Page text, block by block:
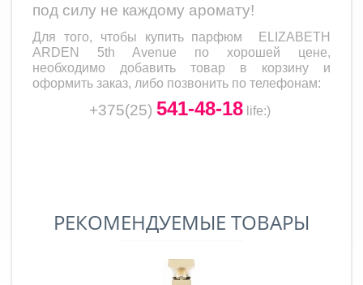
под силу не каждому аромату!
Для того, чтобы купить парфюм
ELIZABETH
ARDEN 5th Avenue по хорошей цене,
необходимо добавить товар в корзину и
оформить заказ, либо позвонить по телефонам:
+375(25) 541-48-18 life:)
РЕКОМЕНДУЕМЫЕ ТОВАРЫ